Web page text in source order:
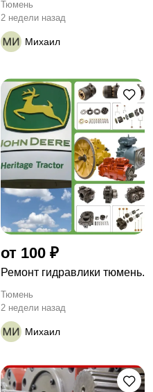
Тюмень
2 недели назад
Михаил
от 100 ₽
Ремонт гидравлики тюмень.
Тюмень
2 недели назад
Михаил